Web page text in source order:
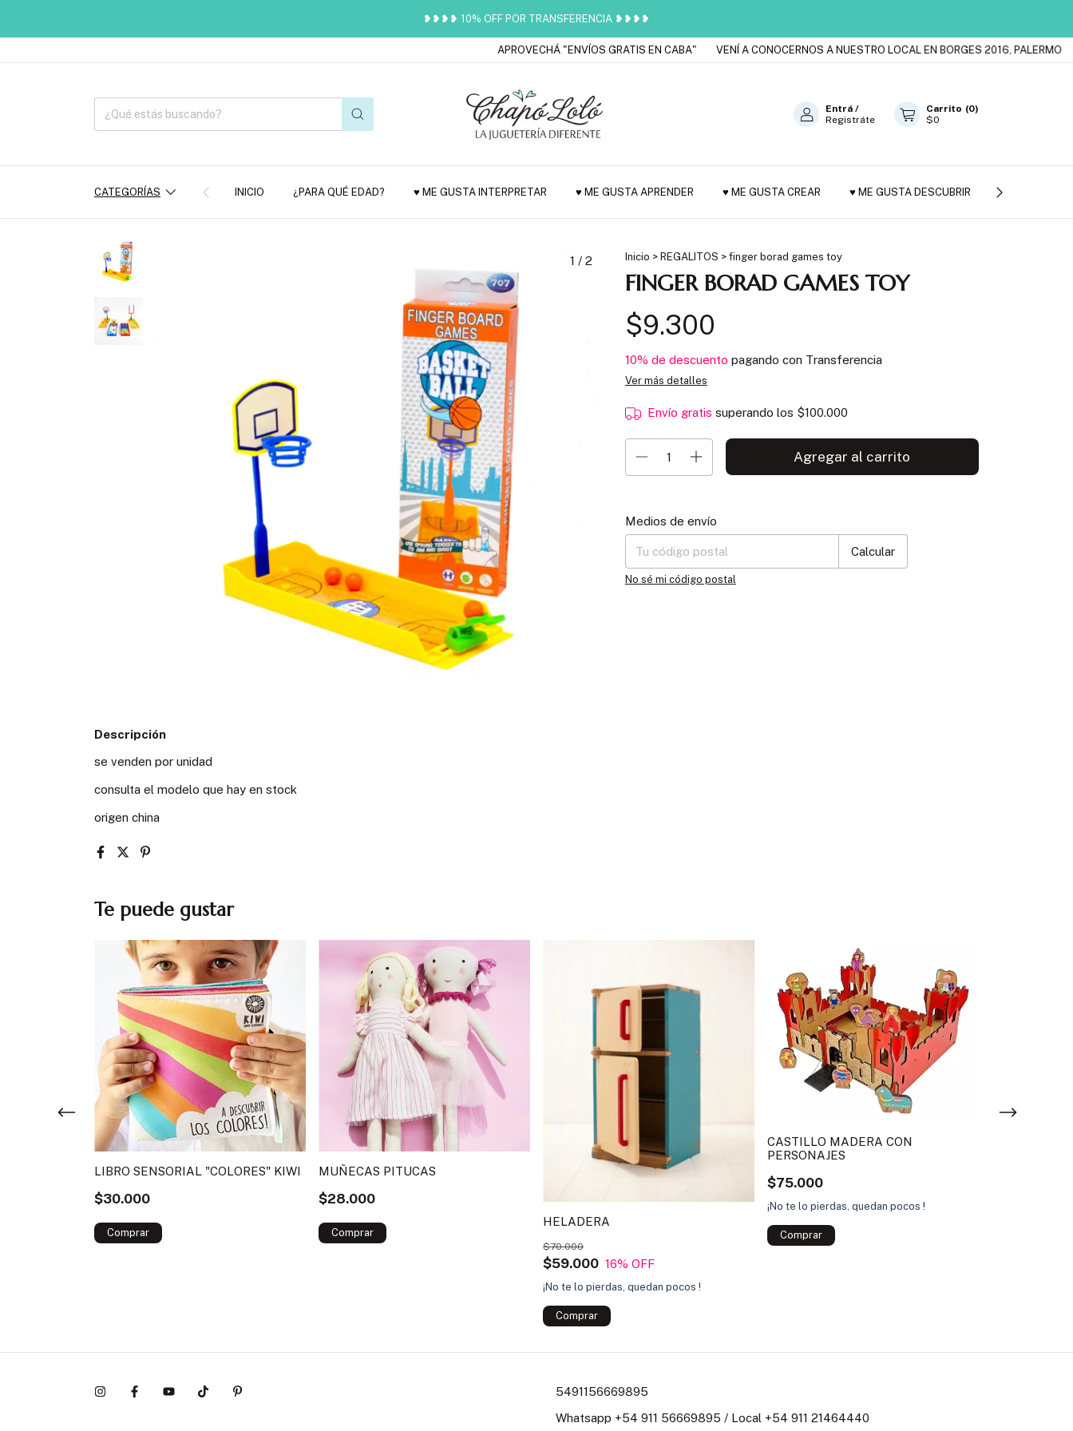
❥❥❥❥ 10% OFF POR TRANSFERENCIA ❥❥❥❥
APROVECHÁ "ENVÍOS GRATIS EN CABA" VENÍ A CONOCERNOS A NUESTRO LOCAL EN BORGES 2016, PALERMO
Entrá /
Registráte
Carrito (0)
$0
CATEGORÍAS INICIO ¿PARA QUÉ EDAD? ♥ ME GUSTA INTERPRETAR ♥ ME GUSTA APRENDER ♥ ME GUSTA CREAR ♥ ME GUSTA DESCUBRIR JUGUETES DE
1 / 2 Inicio > REGALITOS > finger borad games toy
FINGER BORAD GAMES TOY
$9.300
10% de descuento pagando con Transferencia
Ver más detalles
Envío gratis superando los $100.000
Entregas para el CP:
Medios de envío
Calcular
No sé mi código postal
Descripción
se venden por unidad
consulta el modelo que hay en stock
origen china
Te puede gustar
LIBRO SENSORIAL "COLORES" KIWI
$30.000
MUÑECAS PITUCAS
$28.000
HELADERA
$59.000
$70.000
16% OFF
¡No te lo pierdas, quedan pocos !
CASTILLO MADERA CON
PERSONAJES
$75.000
¡No te lo pierdas, quedan pocos !
5491156669895
Whatsapp +54 911 56669895 / Local +54 911 21464440